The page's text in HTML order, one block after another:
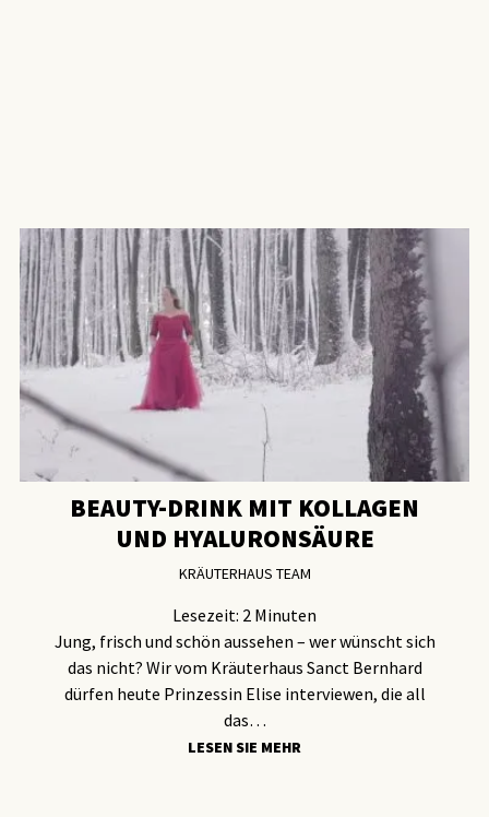
BEAUTY-DRINK MIT KOLLAGEN
UND HYALURONSÄURE
KRÄUTERHAUS TEAM
Lesezeit: 2 Minuten
Jung, frisch und schön aussehen – wer wünscht sich
das nicht? Wir vom Kräuterhaus Sanct Bernhard
dürfen heute Prinzessin Elise interviewen, die all
das…
LESEN SIE MEHR